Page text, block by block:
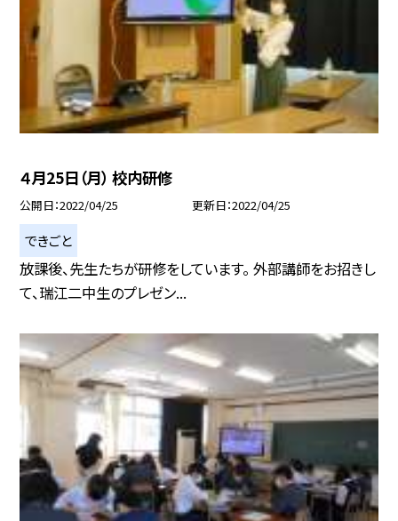
４月25日（月） 校内研修
公開日 2022/04/25 更新日 2022/04/25
できごと
放課後、先生たちが研修をしています。 外部講師をお招きし
て、瑞江二中生のプレゼン...